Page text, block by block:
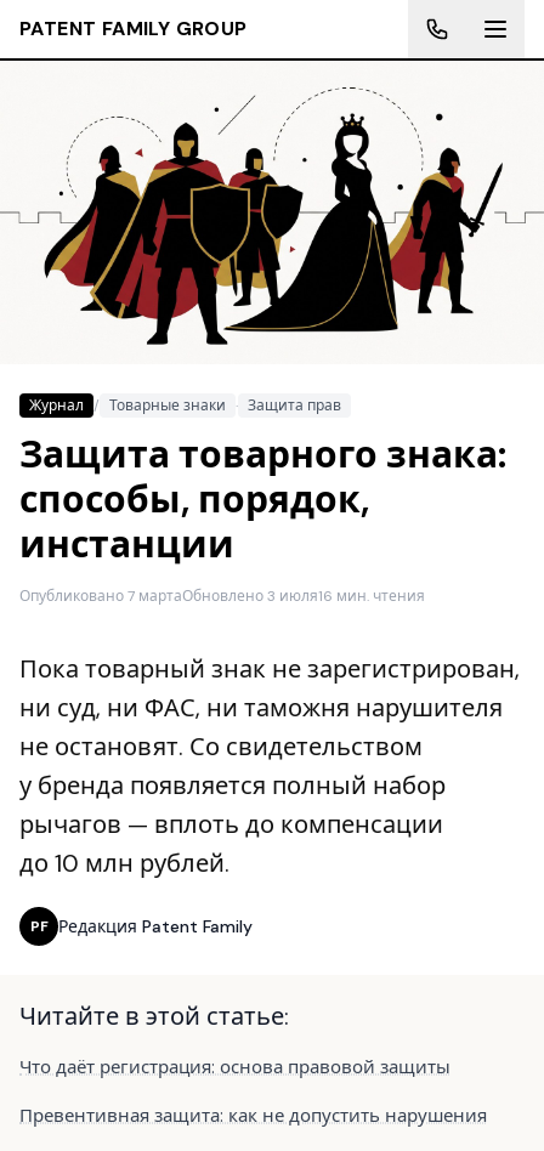
PATENT FAMILY GROUP
Журнал / Товарные знаки · Защита прав
Защита товарного знака:
способы, порядок,
инстанции
Опубликовано 7 мартаОбновлено 3 июля16 мин. чтения
Пока товарный знак не зарегистрирован,
ни суд, ни ФАС, ни таможня нарушителя
не остановят. Со свидетельством
у бренда появляется полный набор
рычагов — вплоть до компенсации
до 10 млн рублей.
PF Редакция Patent Family
Читайте в этой статье:
Что даёт регистрация: основа правовой защиты
Превентивная защита: как не допустить нарушения